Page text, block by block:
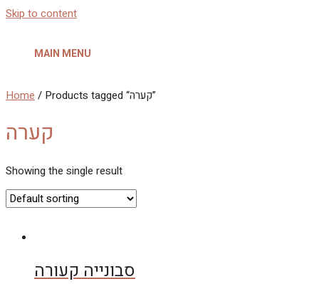
Skip to content
MAIN MENU
Home / Products tagged “קערה”
קערה
Showing the single result
סבונייה קעורה